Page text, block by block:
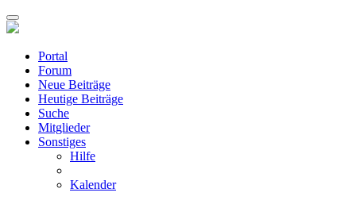
Portal
Forum
Neue Beiträge
Heutige Beiträge
Suche
Mitglieder
Sonstiges
Hilfe
Kalender